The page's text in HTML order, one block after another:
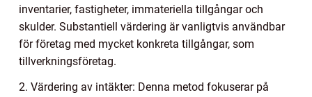
inventarier, fastigheter, immateriella tillgångar och
skulder. Substantiell värdering är vanligtvis användbar
för företag med mycket konkreta tillgångar, som
tillverkningsföretag.
2. Värdering av intäkter: Denna metod fokuserar på